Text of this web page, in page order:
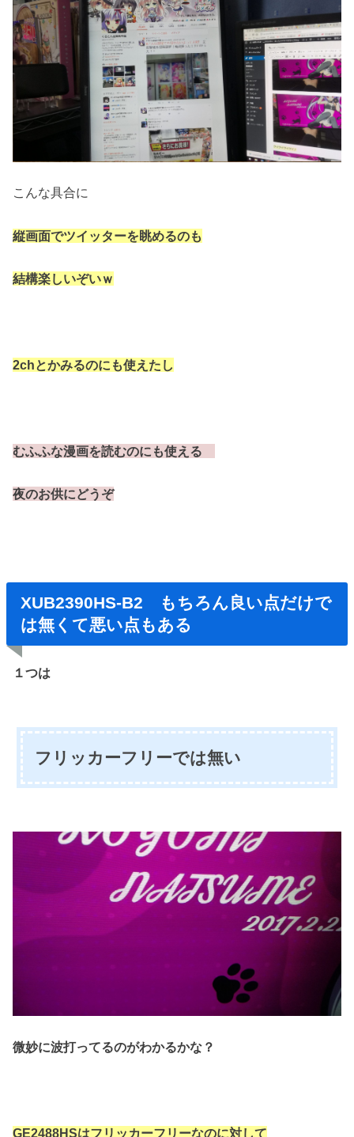
こんな具合に
縦画面でツイッターを眺めるのも
結構楽しいぞいｗ
2chとかみるのにも使えたし
むふふな漫画を読むのにも使える
夜のお供にどうぞ
XUB2390HS-B2 もちろん良い点だけで
は無くて悪い点もある
１つは
フリッカーフリーでは無い
微妙に波打ってるのがわかるかな？
GE2488HSはフリッカーフリーなのに対して